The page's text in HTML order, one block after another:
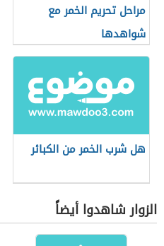
مراحل تحريم الخمر مع
شواهدها
هل شرب الخمر من الكبائر
الزوار شاهدوا أيضاً